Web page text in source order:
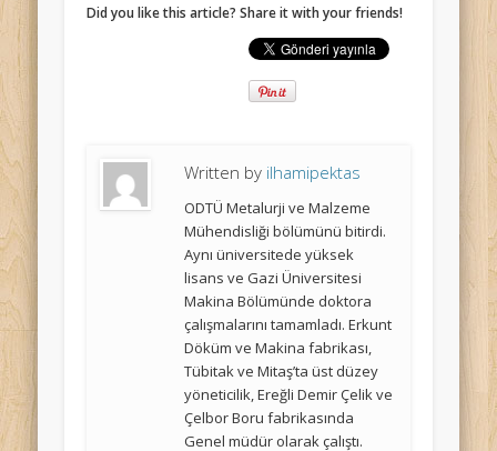
Did you like this article? Share it with your friends!
Written by ilhamipektas
ODTÜ Metalurji ve Malzeme
Mühendisliği bölümünü bitirdi.
Aynı üniversitede yüksek
lisans ve Gazi Üniversitesi
Makina Bölümünde doktora
çalışmalarını tamamladı. Erkunt
Döküm ve Makina fabrikası,
Tübitak ve Mitaş’ta üst düzey
yöneticilik, Ereğli Demir Çelik ve
Çelbor Boru fabrikasında
Genel müdür olarak çalıştı.